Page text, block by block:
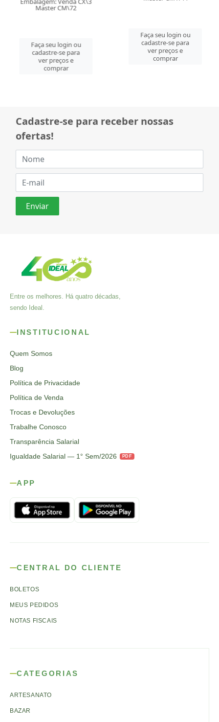
Master CM\72
Faça seu login ou
cadastre-se para
ver preços e
comprar
Faça seu login ou
cadastre-se para
ver preços e
Cadastre-se para receber nossas
ofertas!
Entre os melhores. Há quatro décadas,
sendo Ideal.
INSTITUCIONAL
Quem Somos
Blog
Política de Privacidade
Política de Venda
Trocas e Devoluções
Trabalhe Conosco
Transparência Salarial
Igualdade Salarial — 1° Sem/2026
PDF
APP
CENTRAL DO CLIENTE
BOLETOS
MEUS PEDIDOS
NOTAS FISCAIS
CATEGORIAS
ARTESANATO
BAZAR